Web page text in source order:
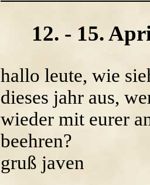
12. - 15.
hallo leute, wie
dieses jahr aus,
wieder mit eurer
beehren?
gruß javen